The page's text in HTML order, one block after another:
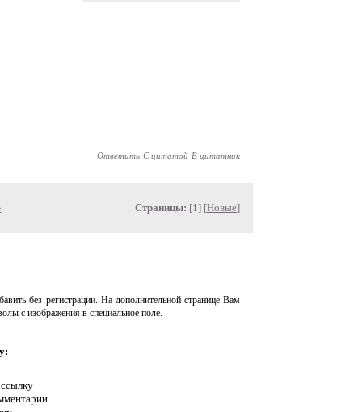
Ответить С цитатой В цитатник
Страницы: [1] [Новые]
без регистрации. На дополнительной странице Вам
с изображения в специальное поле.